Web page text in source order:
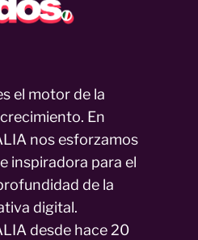
el motor de la
En
nos esforzamos
inspiradora para el
de la
digital.
desde hace 20